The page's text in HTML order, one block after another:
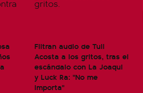
Filtran audio de Tuli
Acosta a los gritos, tras el
escándalo con La Joaqui
y Luck Ra: "No me
importa"